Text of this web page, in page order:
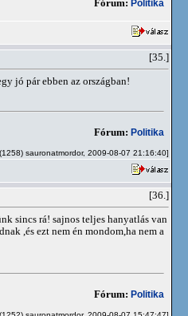
Fórum: Politika
[35.]
jó pár ebben az országban!
Fórum: Politika
sauronatmordor, 2009-08-07 21:16:40]
[36.]
sincs rá! sajnos teljes hanyatlás van
,és ezt nem én mondom,ha nem a
Fórum: Politika